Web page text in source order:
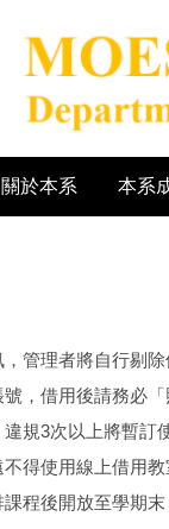
關於本系 本系
管理者將自行剔除
，借用後請務必
規3次以上將暫訂
得使用線上借用
程後開放至學期末